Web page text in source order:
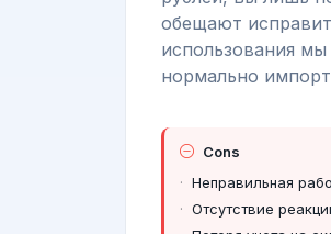
обещают
использования
нормально
Cons
Неправильная
Отсутствие